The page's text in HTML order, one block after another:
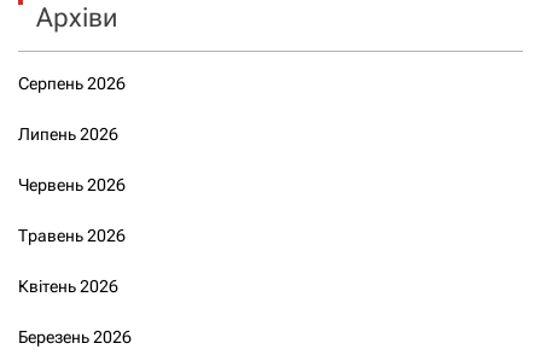
Архіви
Серпень 2026
Липень 2026
Червень 2026
Травень 2026
Квітень 2026
Березень 2026